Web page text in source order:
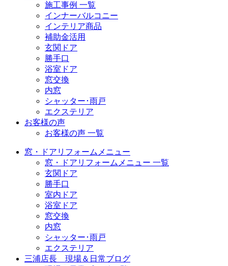
施工事例 一覧
インナーバルコニー
インテリア商品
補助金活用
玄関ドア
勝手口
浴室ドア
窓交換
内窓
シャッター･雨戸
エクステリア
お客様の声
お客様の声 一覧
窓・ドアリフォームメニュー
窓・ドアリフォームメニュー 一覧
玄関ドア
勝手口
室内ドア
浴室ドア
窓交換
内窓
シャッター･雨戸
エクステリア
三浦店長 現場＆日常ブログ